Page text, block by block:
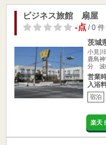
ビジネス旅館 扇屋
-点/ 0 件
茨城
小見
鹿島
分 波
営業
入浴
宿泊
楽天